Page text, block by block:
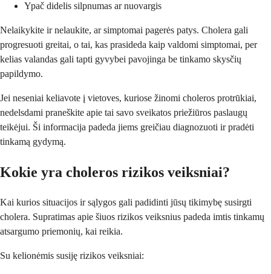
Ypač didelis silpnumas ar nuovargis
Nelaikykite ir nelaukite, ar simptomai pagerės patys. Cholera gali
progresuoti greitai, o tai, kas prasideda kaip valdomi simptomai, per
kelias valandas gali tapti gyvybei pavojinga be tinkamo skysčių
papildymo.
Jei neseniai keliavote į vietoves, kuriose žinomi choleros protrūkiai,
nedelsdami praneškite apie tai savo sveikatos priežiūros paslaugų
teikėjui. Ši informacija padeda jiems greičiau diagnozuoti ir pradėti
tinkamą gydymą.
Kokie yra choleros rizikos veiksniai?
Kai kurios situacijos ir sąlygos gali padidinti jūsų tikimybę susirgti
cholera. Supratimas apie šiuos rizikos veiksnius padeda imtis tinkamų
atsargumo priemonių, kai reikia.
Su kelionėmis susiję rizikos veiksniai: